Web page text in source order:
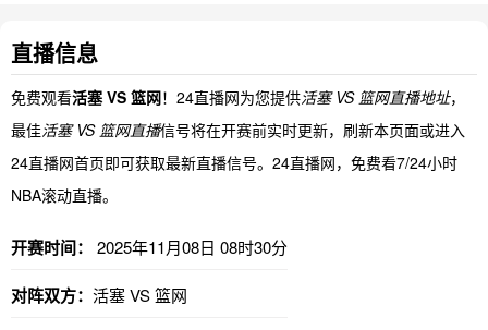
直播信息
免费观看活塞 VS 篮网！24直播网为您提供活塞 VS 篮网直播地址，
最佳活塞 VS 篮网直播信号将在开赛前实时更新，刷新本页面或进入
24直播网首页即可获取最新直播信号。24直播网，免费看7/24小时
NBA滚动直播。
开赛时间： 2025年11月08日 08时30分
对阵双方： 活塞 VS 篮网